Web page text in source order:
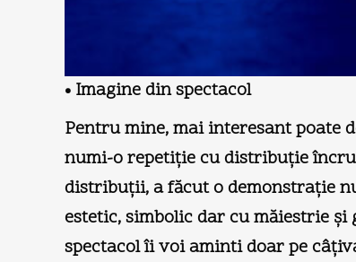
• Imagine din spectacol
Pentru mine, mai interesant poate
numi-o repetiţie cu distribuţie
distribuţii, a făcut o demonstraţie
estetic, simbolic dar cu măiestrie
spectacol îi voi aminti doar pe